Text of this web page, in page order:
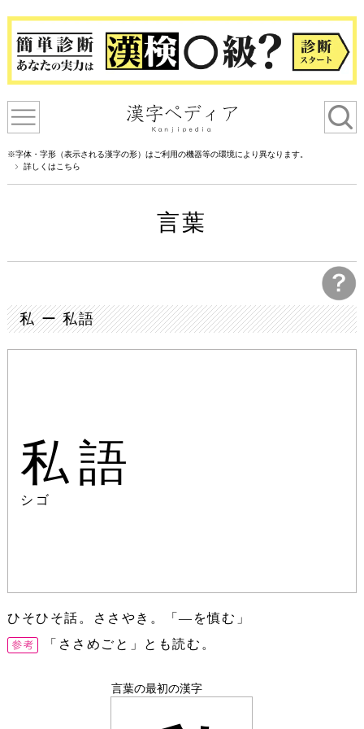
※字体・字形（表示される漢字の形）はご利用の機器等の環境により異なります。
詳しくはこちら
言葉
私 ー 私語
私語
シゴ
ひそひそ話。ささやき。「―を慎む」
「ささめごと」とも読む。
言葉の最初の漢字